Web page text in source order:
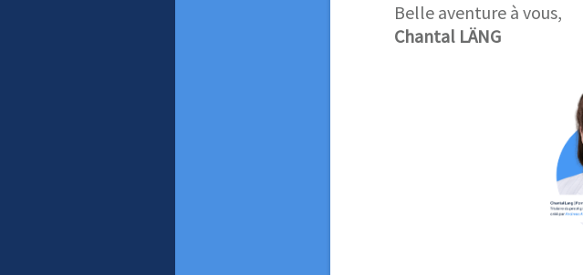
Belle aventure à vous,
Chantal LÄNG